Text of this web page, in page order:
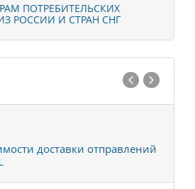
ПОТРЕБИТЕЛЬСКИХ
РОССИИ И СТРАН СНГ
доставки отправлений